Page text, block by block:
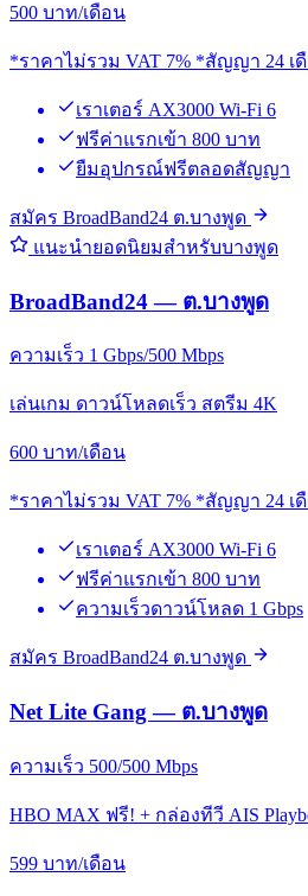
500 บาท/เดือน
*ราคาไม่รวม VAT 7% *สัญญา 24 เ
เราเตอร์ AX3000 Wi-Fi 6
ฟรีค่าแรกเข้า 800 บาท
ยืมอุปกรณ์ฟรีตลอดสัญญา
สมัคร BroadBand24 ต.บางพูด
แนะนำยอดนิยมสำหรับบางพูด
BroadBand24 — ต.บางพูด
ความเร็ว 1 Gbps/500 Mbps
เล่นเกม ดาวน์โหลดเร็ว สตรีม 4K
600 บาท/เดือน
*ราคาไม่รวม VAT 7% *สัญญา 24 เ
เราเตอร์ AX3000 Wi-Fi 6
ฟรีค่าแรกเข้า 800 บาท
ความเร็วดาวน์โหลด 1 Gbps
สมัคร BroadBand24 ต.บางพูด
Net Lite Gang — ต.บางพูด
ความเร็ว 500/500 Mbps
HBO MAX ฟรี! + กล่องทีวี AIS
599 บาท/เดือน